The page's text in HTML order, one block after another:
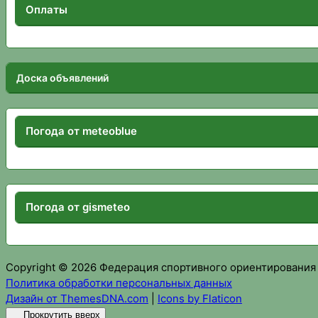
Оплаты
Доска объявлений
Погода от meteoblue
Погода от gismeteo
Copyright © 2026 Федерация спортивного
Политика обработки персональных данных
Дизайн от ThemesDNA.com
Icons by Flaticon
Прокрутить вверх